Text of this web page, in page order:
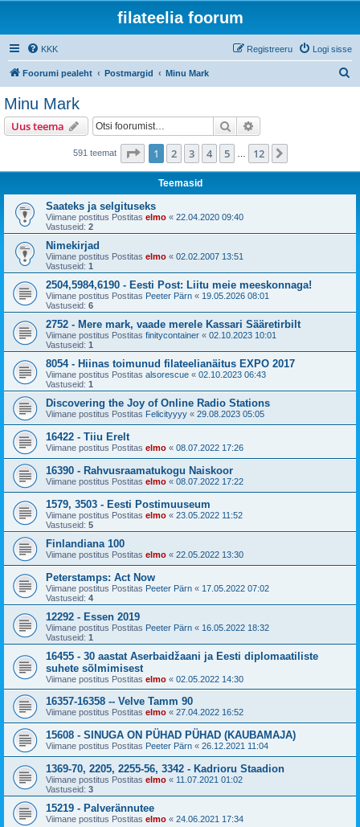
filateelia foorum
KKK Logi sisse
Registreeru
Foorumi pealeht Postmargid Minu Mark
Minu Mark
Uus teema Otsi
591 teemat 1 . leht12 -st
1 2 3 4 5 12
Teemasid
Saateks ja selgituseks
Viimane postitus Postitas elmo « 22.04.2020 09:40
Vastuseid: 2
Nimekirjad
Viimane postitus Postitas elmo « 02.02.2007 13:51
Vastuseid: 1
2504,5984,6190 - Eesti Post: Liitu meie meeskonnaga!
Viimane postitus Postitas Peeter Pärn « 19.05.2026 08:01
Vastuseid: 6
2752 - Mere mark, vaade merele Kassari Sääretirbilt
Viimane postitus Postitas finitycontainer « 02.10.2023 10:01
Vastuseid: 1
8054 - Hiinas toimunud filateelianäitus EXPO 2017
Viimane postitus Postitas alsorescue « 02.10.2023 06:43
Vastuseid: 1
Discovering the Joy of Online Radio Stations
Viimane postitus Postitas Felicityyyy « 29.08.2023 05:05
16422 - Tiiu Erelt
Viimane postitus Postitas elmo « 08.07.2022 17:26
16390 - Rahvusraamatukogu Naiskoor
Viimane postitus Postitas elmo « 08.07.2022 17:22
1579, 3503 - Eesti Postimuuseum
Viimane postitus Postitas elmo « 23.05.2022 11:52
Vastuseid: 5
Finlandiana 100
Viimane postitus Postitas elmo « 22.05.2022 13:30
Peterstamps: Act Now
Viimane postitus Postitas Peeter Pärn « 17.05.2022 07:02
Vastuseid: 4
12292 - Essen 2019
Viimane postitus Postitas Peeter Pärn « 16.05.2022 18:32
Vastuseid: 1
16455 - 30 aastat Aserbaidžaani ja Eesti diplomaatiliste
suhete sõlmimisest
Viimane postitus Postitas elmo « 02.05.2022 14:30
16357-16358 -- Velve Tamm 90
Viimane postitus Postitas elmo « 27.04.2022 16:52
15608 - SINUGA ON PÜHAD PÜHAD (KAUBAMAJA)
Viimane postitus Postitas Peeter Pärn « 26.12.2021 11:04
1369-70, 2205, 2255-56, 3342 - Kadrioru Staadion
Viimane postitus Postitas elmo « 11.07.2021 01:02
Vastuseid: 3
15219 - Palverännutee
Viimane postitus Postitas elmo « 24.06.2021 17:34